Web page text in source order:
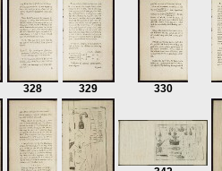
328 329 330